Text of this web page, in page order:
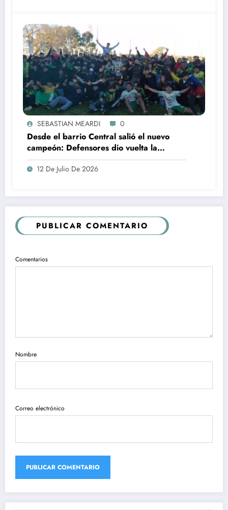
SEBASTIAN MEARDI 0
Desde el barrio Central salió el nuevo
campeón: Defensores dio vuelta la
historia ante El Huracán y se quedó con
el Torneo 6 Ligas
12 De Julio De 2026
PUBLICAR COMENTARIO
Comentarios
Nombre
Correo electrónico